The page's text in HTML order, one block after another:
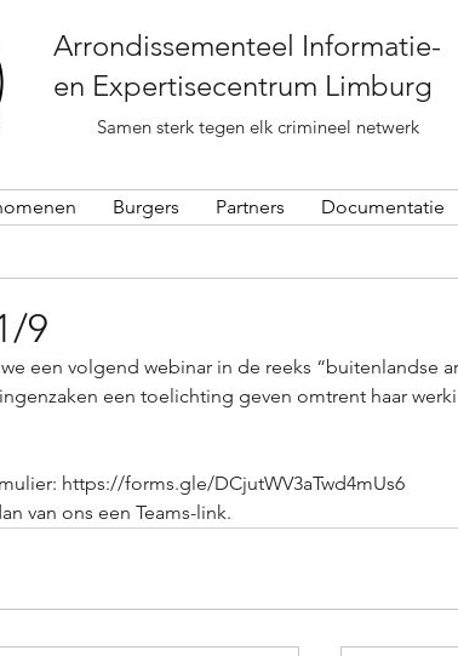
Arrondissementeel Informatie-
en Expertisecentrum Limburg
Samen sterk tegen elk crimineel netwerk
Burgers Partners Documentatie
9
een volgend webinar in de reeks “buitenlandse
een toelichting geven omtrent haar
https://forms.gle/DCjutWV3aTwd4mUs6
van ons een Teams-link.